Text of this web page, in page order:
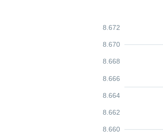
8.660
8.662
8.664
8.666
8.668
8.670
8.672